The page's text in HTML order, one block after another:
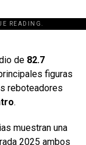
READING.
de 82.7
figuras
reboteadores
.
muestran una
2025 ambos